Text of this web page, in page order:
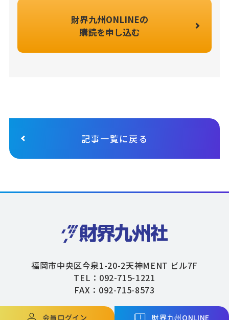
財界九州ONLINEの
購読を申し込む
記事一覧に戻る
会員ログイン 財界九州ONLINE
福岡市中央区今泉1-20-2天神MENT ビル7F
TEL：092-715-1221
FAX：092-715-8573